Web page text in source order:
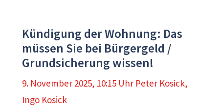
Kündigung der Wohnung: Das
müssen Sie bei Bürgergeld /
Grundsicherung wissen!
9. November 2025, 10:15 Uhr Peter Kosick,
Ingo Kosick